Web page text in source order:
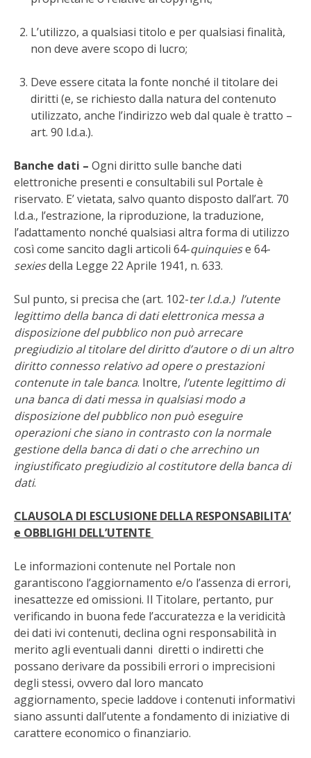
COLTIVARE L’OLIVO
CORMIK
VIGNETO BIO
PENSA ALTERNATIVO
VERONESI
RIMANI A CONTATTO CON LA NATURA
CRESCERE INSIEME
VITA IN CAMPAGNA LA FIERA
NATURALMENTE
I PARTNER DI VITA IN CAMPAGNA
RASIKAL
BIOGENTS
L’utilizzo, a qualsiasi titolo e per qualsiasi finalità,
non deve avere scopo di lucro;
Deve essere citata la fonte nonché il titolare dei
diritti (e, se richiesto dalla natura del contenuto
utilizzato, anche l’indirizzo web dal quale è tratto –
art. 90 l.d.a.).
Banche dati – Ogni diritto sulle banche dati
elettroniche presenti e consultabili sul Portale è
riservato. E’ vietata, salvo quanto disposto dall’art. 70
l.d.a., l’estrazione, la riproduzione, la traduzione,
l’adattamento nonché qualsiasi altra forma di utilizzo
così come sancito dagli articoli 64-quinquiese 64-
sexiesdella Legge 22 Aprile 1941, n. 633.
Sul punto, si precisa che (art. 102-ter l.d.a.) l’utente
legittimo della banca di dati elettronica messa a
disposizione del pubblico non può arrecare
pregiudizio al titolare del diritto d’autore o di un altro
diritto connesso relativo ad opere o prestazioni
contenute in tale banca. Inoltre, l’utente legittimo di
una banca di dati messa in qualsiasi modo a
disposizione del pubblico non può eseguire
operazioni che siano in contrasto con la normale
gestione della banca di dati o che arrechino un
ingiustificato pregiudizio al costitutore della banca di
dati.
CLAUSOLA DI ESCLUSIONE DELLA RESPONSABILITA’
e OBBLIGHI DELL’UTENTE
Le informazioni contenute nel Portale non
garantiscono l’aggiornamento e/o l’assenza di errori,
inesattezze ed omissioni. Il Titolare, pertanto, pur
verificando in buona fede l’accuratezza e la veridicità
dei dati ivi contenuti, declina ogni responsabilità in
merito agli eventuali danni diretti o indiretti che
possano derivare da possibili errori o imprecisioni
degli stessi, ovvero dal loro mancato
aggiornamento, specie laddove i contenuti informativi
siano assunti dall’utente a fondamento di iniziative di
carattere economico o finanziario.